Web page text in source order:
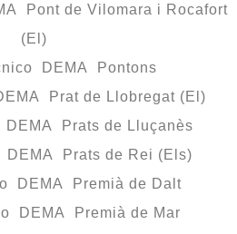
Pont de Vilomara i Rocafort
(El)
DEMA Pontons
Prat de Llobregat (El)
Prats de Lluçanès
Prats de Rei (Els)
DEMA Premià de Dalt
DEMA Premià de Mar